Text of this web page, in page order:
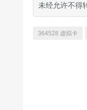
未经允许不得
364528 虚拟卡